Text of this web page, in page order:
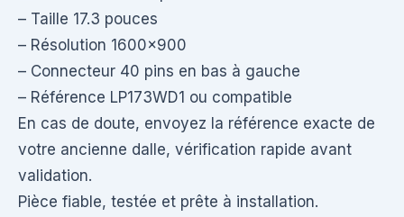
– Taille 17.3 pouces
– Résolution 1600×900
– Connecteur 40 pins en bas à gauche
– Référence LP173WD1 ou compatible
En cas de doute, envoyez la référence exacte de
votre ancienne dalle, vérification rapide avant
validation.
Pièce fiable, testée et prête à installation.